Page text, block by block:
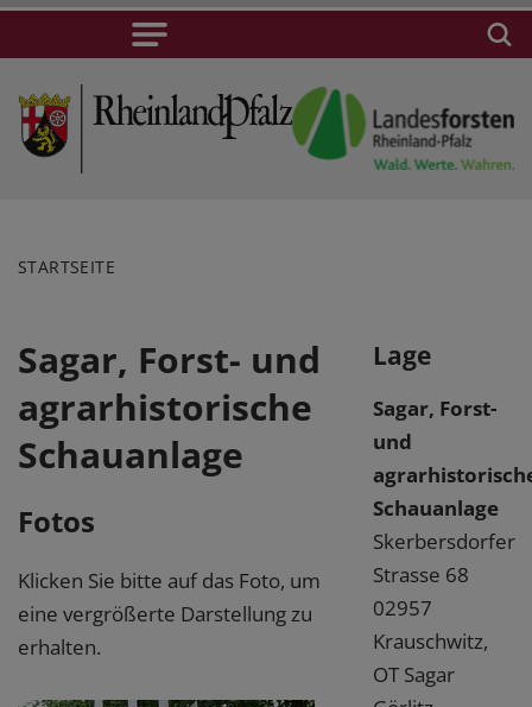
STARTSEITE
Sagar, Forst- und
agrarhistorische
Schauanlage
Fotos
Klicken Sie bitte auf das Foto, um
eine vergrößerte Darstellung zu
erhalten.
Lage
Sagar, Forst-
und
Schauanlage
Skerbersdorfer
Strasse 68
02957
Krauschwitz,
OT Sagar